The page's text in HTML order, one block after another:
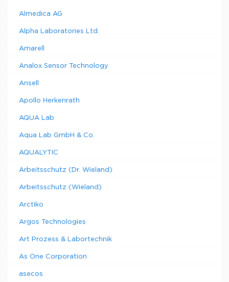
Almedica AG
Alpha Laboratories Ltd.
Amarell
Analox Sensor Technology
Ansell
Apollo Herkenrath
AQUA Lab
Aqua Lab GmbH & Co.
AQUALYTIC
Arbeitsschutz (Dr. Wieland)
Arbeitsschutz (Wieland)
Arctiko
Argos Technologies
Art Prozess & Labortechnik
As One Corporation
asecos